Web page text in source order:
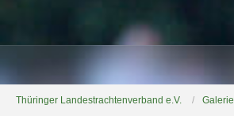
Thüringer Landestrachtenverband e.V. Galerie